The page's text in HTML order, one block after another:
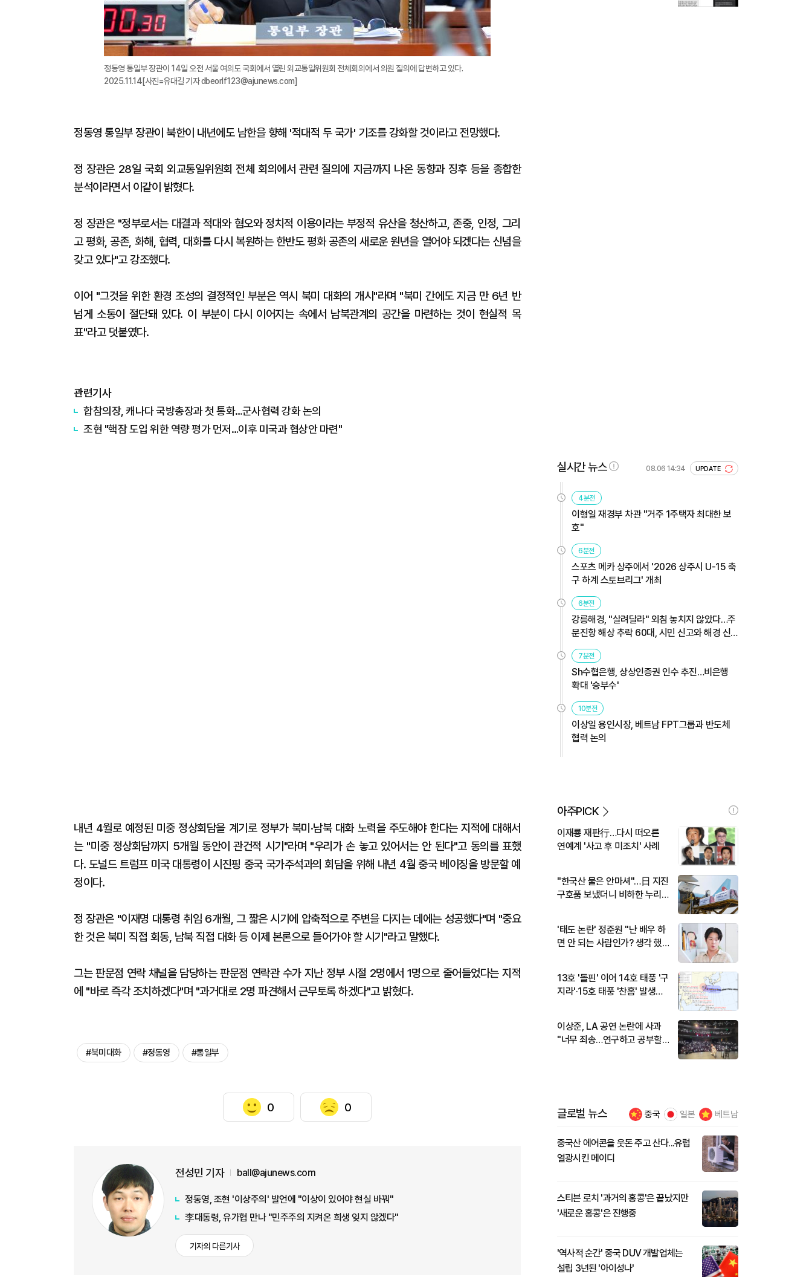
정동영 통일부 장관이 14일 오전 서울 여의도 국회에서 열린 외교통일위원회 전체회의에서 의원 질의에 답변하고 있다.
2025.11.14[사진=유대길 기자 dbeorlf123@ajunews.com]
정동영 통일부 장관이 북한이 내년에도 남한을 향해 '적대적 두 국가' 기조를 강화할 것이라고 전망했다.
정 장관은 28일 국회 외교통일위원회 전체 회의에서 관련 질의에 지금까지 나온 동향과 징후 등을 종합한
분석이라면서 이같이 밝혔다.
정 장관은 "정부로서는 대결과 적대와 혐오와 정치적 이용이라는 부정적 유산을 청산하고, 존중, 인정, 그리
고 평화, 공존, 화해, 협력, 대화를 다시 복원하는 한반도 평화 공존의 새로운 원년을 열어야 되겠다는 신념을
갖고 있다"고 강조했다.
이어 "그것을 위한 환경 조성의 결정적인 부분은 역시 북미 대화의 개시"라며 "북미 간에도 지금 만 6년 반
넘게 소통이 절단돼 있다. 이 부분이 다시 이어지는 속에서 남북관계의 공간을 마련하는 것이 현실적 목
표"라고 덧붙였다.
관련기사
합참의장, 캐나다 국방총장과 첫 통화…군사협력 강화 논의
조현 "핵잠 도입 위한 역량 평가 먼저…이후 미국과 협상안 마련"
내년 4월로 예정된 미중 정상회담을 계기로 정부가 북미·남북 대화 노력을 주도해야 한다는 지적에 대해서
는 "미중 정상회담까지 5개월 동안이 관건적 시기"라며 "우리가 손 놓고 있어서는 안 된다"고 동의를 표했
다. 도널드 트럼프 미국 대통령이 시진핑 중국 국가주석과의 회담을 위해 내년 4월 중국 베이징을 방문할 예
정이다.
정 장관은 "이재명 대통령 취임 6개월, 그 짧은 시기에 압축적으로 주변을 다지는 데에는 성공했다"며 "중요
한 것은 북미 직접 회동, 남북 직접 대화 등 이제 본론으로 들어가야 할 시기"라고 말했다.
그는 판문점 연락 채널을 담당하는 판문점 연락관 수가 지난 정부 시절 2명에서 1명으로 줄어들었다는 지적
에 "바로 즉각 조치하겠다"며 "과거대로 2명 파견해서 근무토록 하겠다"고 밝혔다.
#북미대화 #정동영 #통일부
0 0
전성민 기자 ball@ajunews.com
정동영, 조현 '이상주의' 발언에 "이상이 있어야 현실 바꿔"
李대통령, 유가협 만나 "민주주의 지켜온 희생 잊지 않겠다"
기자의 다른기사
실시간 뉴스 08.06 14:34 UPDATE
4분전
이형일 재경부 차관 "거주 1주택자 최대한 보
호"
6분전
스포츠 메카 상주에서 '2026 상주시 U-15 축
구 하계 스토브리그' 개최
6분전
강릉해경, "살려달라" 외침 놓치지 않았다…주
문진항 해상 추락 60대, 시민 신고와 해경 신
속 대응으로 무사 구조
7분전
Sh수협은행, 상상인증권 인수 추진…비은행
확대 '승부수'
10분전
이상일 용인시장, 베트남 FPT그룹과 반도체
협력 논의
아주PICK
이재룡 재판行…다시 떠오른
연예계 '사고 후 미조치' 사례
"한국산 물은 안마셔"…日 지진
구호품 보냈더니 비하한 누리
'태도 논란' 정준원 "난 배우 하
면 안 되는 사람인가? 생각 했
13호 '돌핀' 이어 14호 태풍 '구
지라'·15호 태풍 '찬홈' 발생…
이상준, LA 공연 논란에 사과
"너무 죄송…연구하고 공부할
글로벌 뉴스 중국 일본 베트남
중국산 에어콘을 웃돈 주고 산다...유럽
열광시킨 메이디
스티븐 로치 '과거의 홍콩'은 끝났지만
'새로운 홍콩'은 진행중
'역사적 순간' 중국 DUV 개발업체는
설립 3년된 '아이성나'